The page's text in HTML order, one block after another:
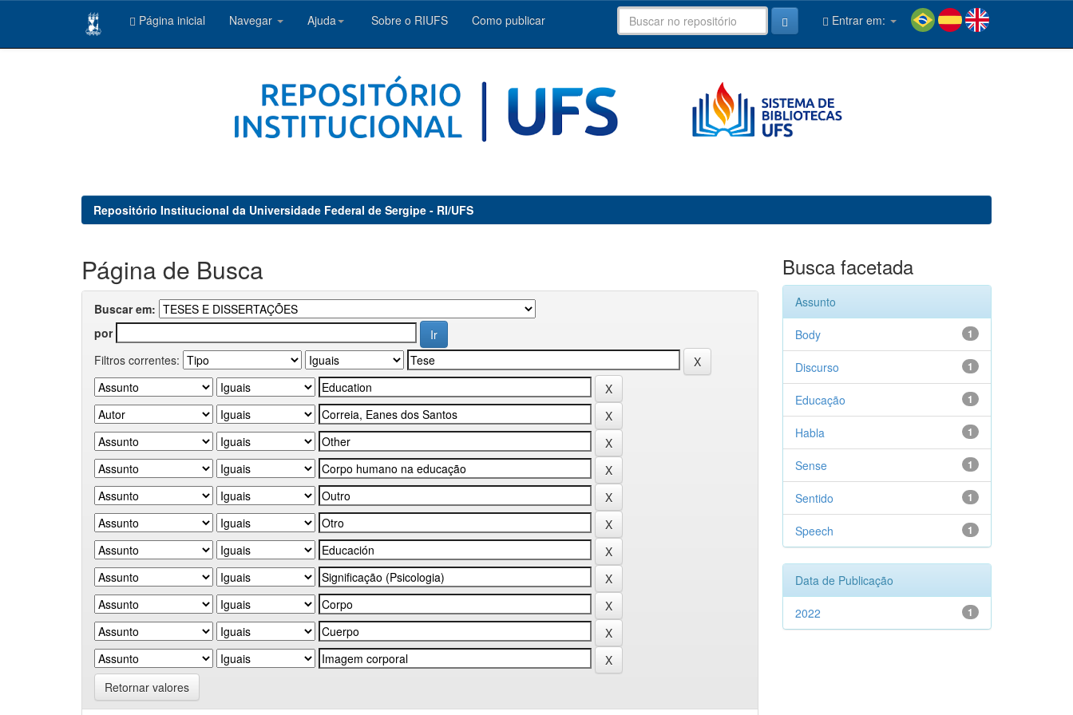
Página inicial Navegar Ajuda Sobre o RIUFS Como publicar Entrar em:
Repositório Institucional da Universidade Federal de Sergipe - RI/UFS
Página de Busca
Buscar em:
por
Filtros correntes:
Retornar valores
Busca facetada
Assunto
1
Body
1
Discurso
1
Educação
1
Habla
1
Sense
1
Sentido
1
Speech
Data de Publicação
1
2022